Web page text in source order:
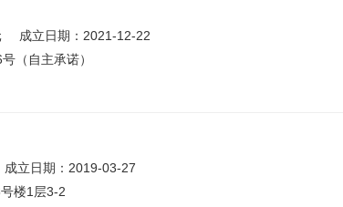
成立日期：2021-12-22
（自主承诺）
成立日期：2019-03-27
楼1层3-2